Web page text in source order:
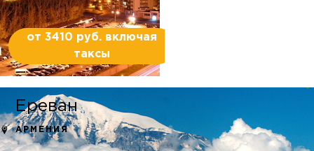
от 3410 руб. включая
таксы
Ереван
АРМЕНИЯ